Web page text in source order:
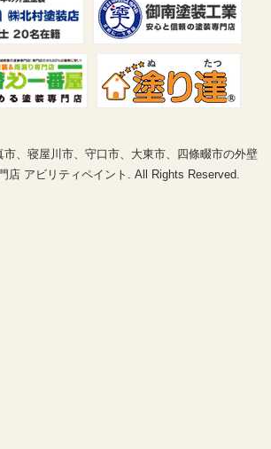
、寝屋川市、守口市、大東市、四條畷市の外壁
店 アビリティペイント. All Rights Reserved.